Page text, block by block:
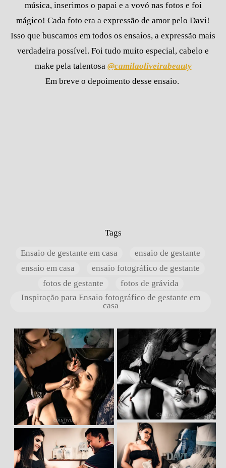
música, inserimos o papai e a vovó nas fotos e foi
mágico! Cada foto era a expressão de amor pelo Davi!
Isso que buscamos em todos os ensaios, a expressão mais
verdadeira possível. Foi tudo muito especial, cabelo e
make pela talentosa @camilaoliveirabeauty
Em breve o depoimento desse ensaio.
Tags
Ensaio de gestante em casa
ensaio de gestante
ensaio em casa
ensaio fotográfico de gestante
fotos de gestante
fotos de grávida
Inspiração para Ensaio fotográfico de gestante em
casa